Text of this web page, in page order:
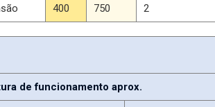
400 750 2
de funcionamento aprox.